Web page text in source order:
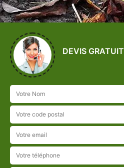
DEVIS GRATUIT